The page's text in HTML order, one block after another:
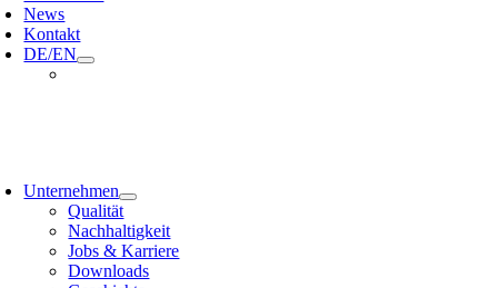
News
Kontakt
DE/EN
Unternehmen
Qualität
Nachhaltigkeit
Jobs & Karriere
Downloads